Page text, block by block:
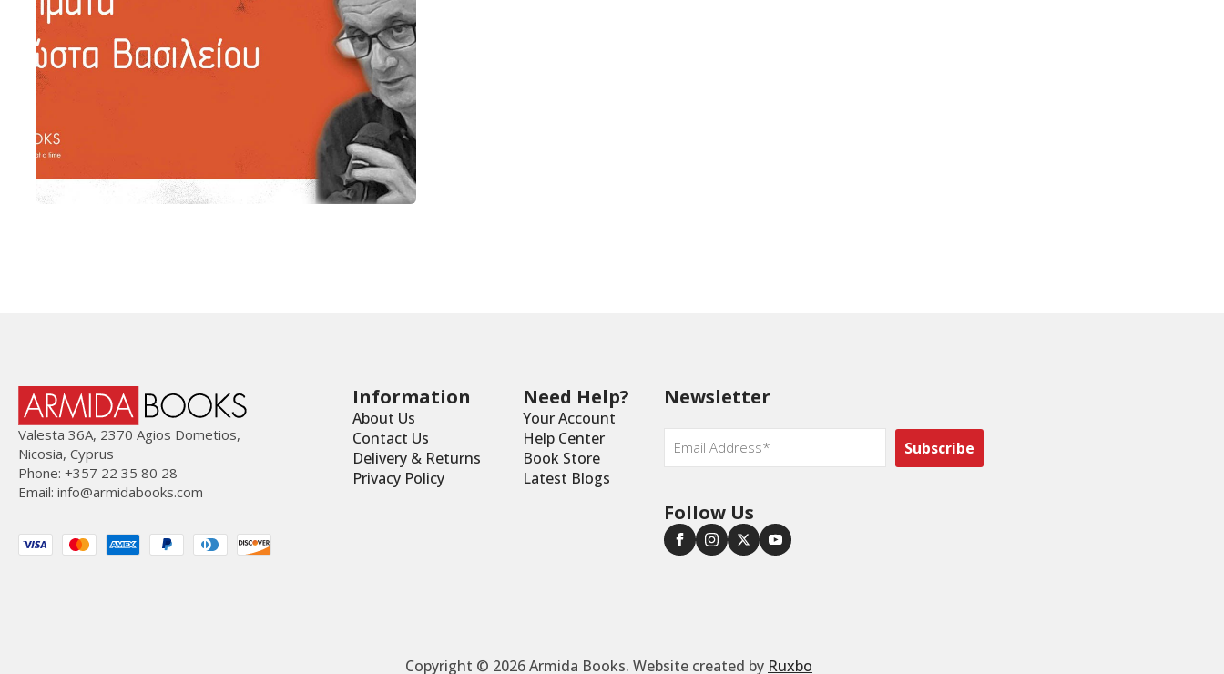
Valesta 36Α, 2370 Agios Dometios,
Nicosia, Cyprus
Phone: +357 22 35 80 28
Email: info@armidabooks.com
Information
About Us
Contact Us
Delivery & Returns
Privacy Policy
Need Help?
Your Account
Help Center
Book Store
Latest Blogs
Newsletter
Email
Follow Us
Copyright © 2026 Armida Books. Website created by Ruxbo